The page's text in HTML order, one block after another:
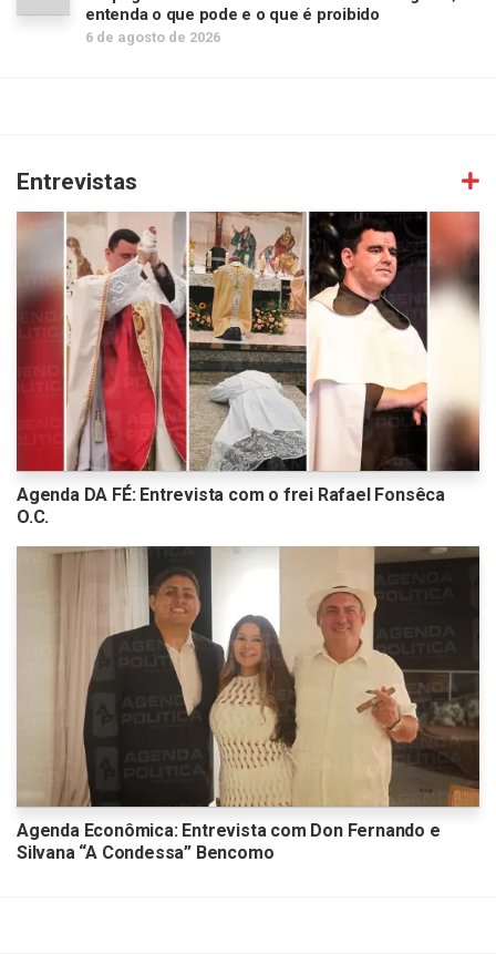
entenda o que pode e o que é proibido
6 de agosto de 2026
Entrevistas
Agenda DA FÉ: Entrevista com o frei Rafael Fonsêca
O.C.
Agenda Econômica: Entrevista com Don Fernando e
Silvana “A Condessa” Bencomo